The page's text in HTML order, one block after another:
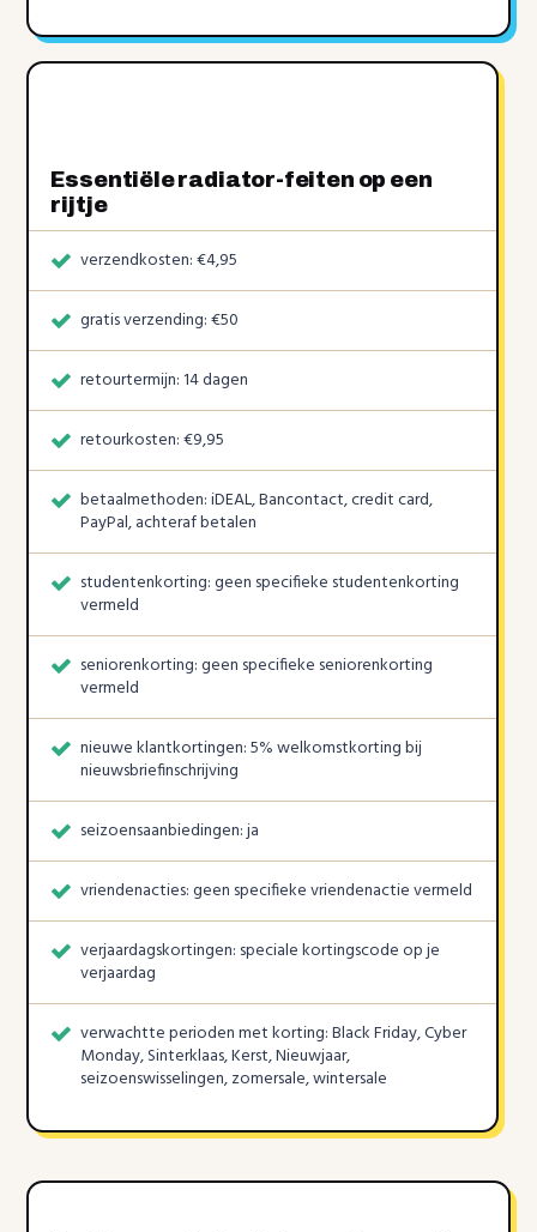
Essentiële radiator-feiten op een
rijtje
verzendkosten: €4,95
gratis verzending: €50
retourtermijn: 14 dagen
retourkosten: €9,95
betaalmethoden: iDEAL, Bancontact, credit card,
PayPal, achteraf betalen
studentenkorting: geen specifieke studentenkorting
vermeld
seniorenkorting: geen specifieke seniorenkorting
vermeld
nieuwe klantkortingen: 5% welkomstkorting bij
nieuwsbriefinschrijving
seizoensaanbiedingen: ja
vriendenacties: geen specifieke vriendenactie vermeld
verjaardagskortingen: speciale kortingscode op je
verjaardag
verwachtte perioden met korting: Black Friday, Cyber
Monday, Sinterklaas, Kerst, Nieuwjaar,
seizoenswisselingen, zomersale, wintersale